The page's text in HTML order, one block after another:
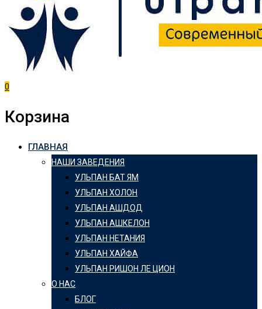
0
Корзина
ГЛАВНАЯ
НАШИ ЗАВЕДЕНИЯ
УЛЬПАН БАТ ЯМ
УЛЬПАН ХОЛОН
УЛЬПАН АШДОД
УЛЬПАН АШКЕЛОН
УЛЬПАН НЕТАНИЯ
УЛЬПАН ХАЙФА
УЛЬПАН РИШОН ЛЕ ЦИОН
О НАС
БЛОГ